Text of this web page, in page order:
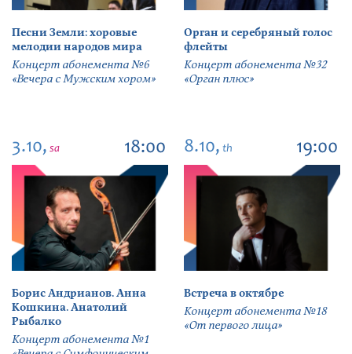
Песни Земли: хоровые
мелодии народов мира
Концерт абонемента №6
«Вечера с Мужским хором»
Орган и серебряный голос
флейты
Концерт абонемента №32
«Орган плюс»
3.10, sa 18:00
Борис Андрианов. Анна
Кошкина. Анатолий
Рыбалко
Концерт абонемента №1
8.10, th 19:00
Встреча в октябре
Концерт абонемента №18
«От первого лица»